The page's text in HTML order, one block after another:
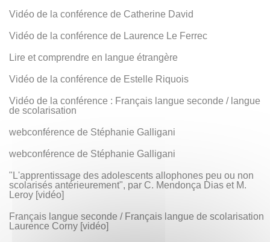
Vidéo de la conférence de Catherine David
Vidéo de la conférence de Laurence Le Ferrec
Lire et comprendre en langue étrangère
Vidéo de la conférence de Estelle Riquois
Vidéo de la conférence : Français langue seconde / langue
de scolarisation
webconférence de Stéphanie Galligani
webconférence de Stéphanie Galligani
"L'apprentissage des adolescents allophones peu ou non
scolarisés antérieurement", par C. Mendonça Dias et M.
Leroy [vidéo]
Français langue seconde / Français langue de scolarisation
Laurence Corny [vidéo]